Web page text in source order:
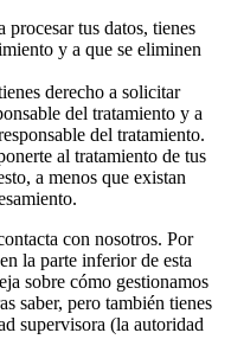
procesar tus datos, tienes
y a que se eliminen
derecho a solicitar
del tratamiento y a
del tratamiento.
al tratamiento de tus
a menos que existan
con nosotros. Por
la parte inferior de esta
sobre cómo gestionamos
saber, pero también tienes
supervisora (la autoridad